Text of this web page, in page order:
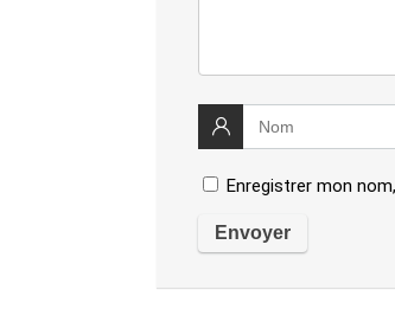
Enregistrer mon